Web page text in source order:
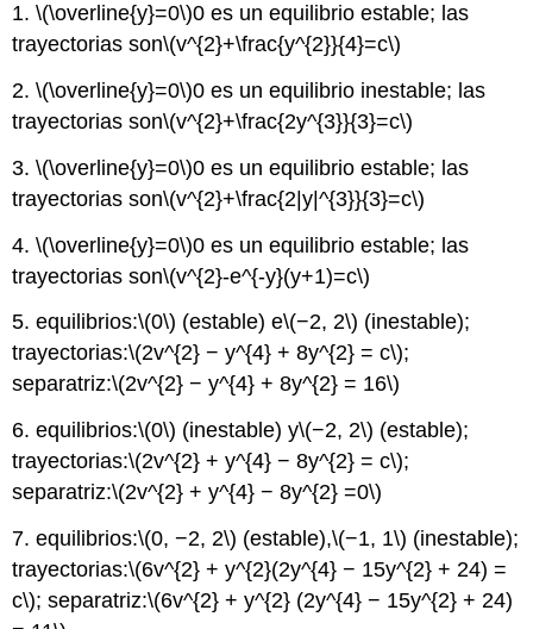
1.\(\overline{y}=0\)0 es un equilibrio estable; las
trayectorias son\(v^{2}+\frac{y^{2}}{4}=c\)
2.\(\overline{y}=0\)0 es un equilibrio inestable; las
trayectorias son\(v^{2}+\frac{2y^{3}}{3}=c\)
3.\(\overline{y}=0\)0 es un equilibrio estable; las
trayectorias son\(v^{2}+\frac{2|y|^{3}}{3}=c\)
4.\(\overline{y}=0\)0 es un equilibrio estable; las
trayectorias son\(v^{2}-e^{-y}(y+1)=c\)
5. equilibrios:\(0\) (estable) e\(−2, 2\) (inestable);
trayectorias:\(2v^{2} − y^{4} + 8y^{2} = c\);
separatriz:\(2v^{2} − y^{4} + 8y^{2} = 16\)
6. equilibrios:\(0\) (inestable) y\(−2, 2\) (estable);
trayectorias:\(2v^{2} + y^{4} − 8y^{2} = c\);
separatriz:\(2v^{2} + y^{4} − 8y^{2} =0\)
7. equilibrios:\(0, −2, 2\) (estable),\(−1, 1\) (inestable);
trayectorias:\(6v^{2} + y^{2}(2y^{4} − 15y^{2} + 24) =
c\); separatriz:\(6v^{2} + y^{2} (2y^{4} − 15y^{2} + 24)